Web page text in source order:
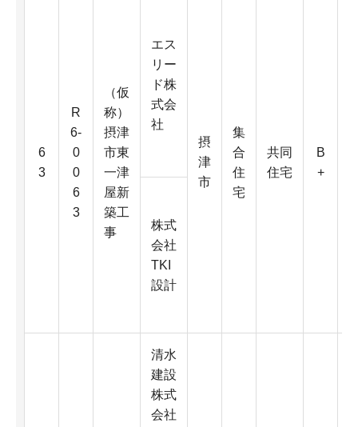
6
3
R
6-
0
0
6
3
（仮
称）
摂津
市東
一津
屋新
築工
事
エス
リー
ド株
式会
社
摂
津
市
集
合
住
宅
共同
住宅
B
+
株式
会社
TKI
設計
清水
建設
株式
会社